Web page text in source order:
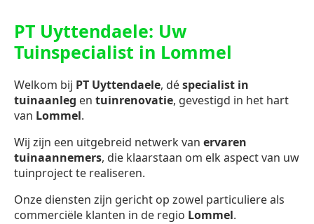
PT Uyttendaele: Uw
Tuinspecialist in Lommel
Welkom bij PT Uyttendaele, déspecialist in
tuinaanleg en tuinrenovatie, gevestigd in het hart
van Lommel.
Wij zijn een uitgebreid netwerk van ervaren
tuinaannemers, die klaarstaan om elk aspect van uw
tuinproject te realiseren.
Onze diensten zijn gericht op zowel particuliere als
commerciële klanten in de regio Lommel.